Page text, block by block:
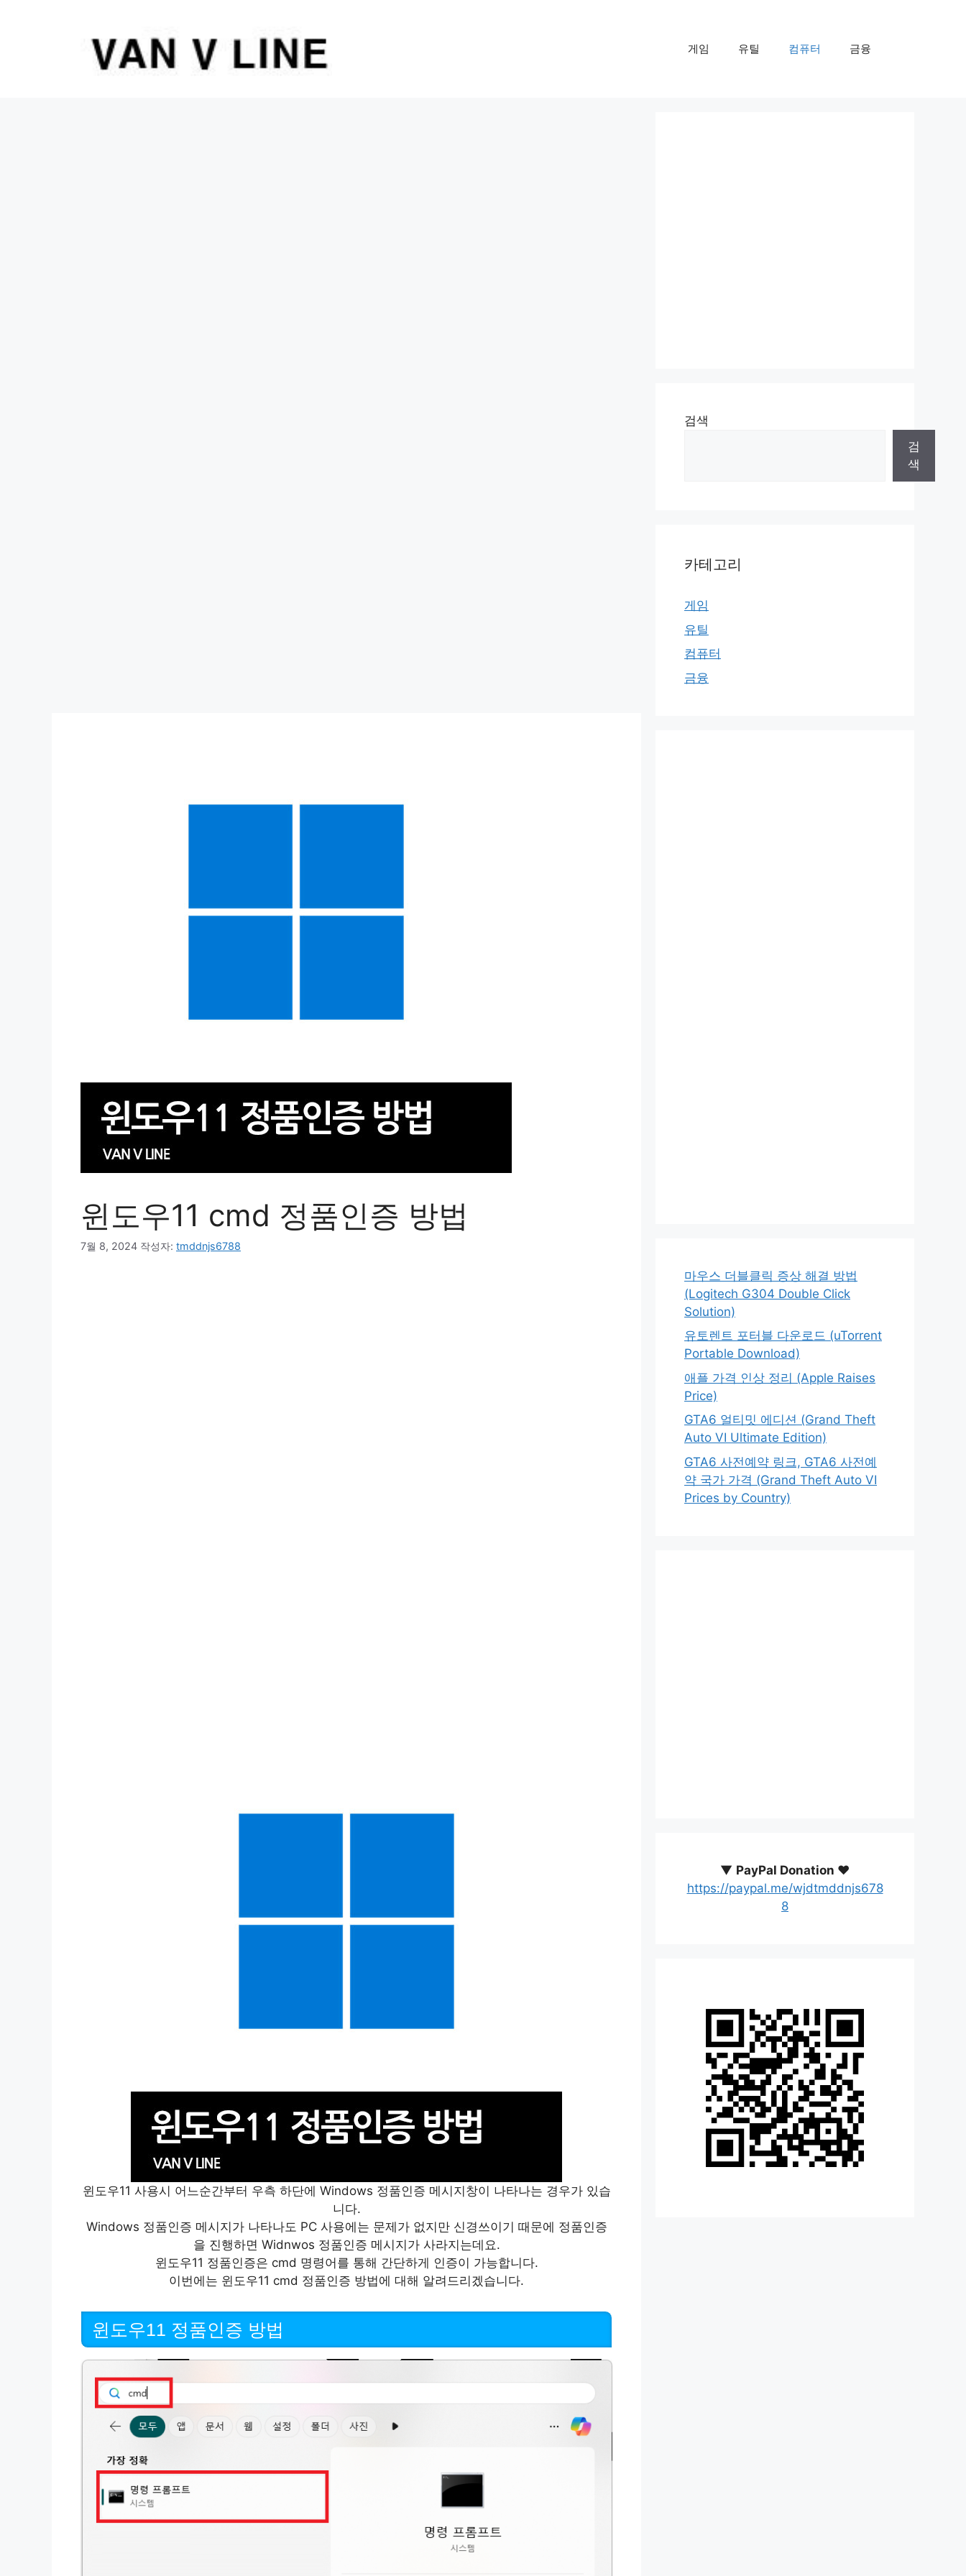
게임 유틸 컴퓨터 금융
윈도우11 cmd 정품인증 방법
7월 8, 2024 작성자: tmddnjs6788
윈도우11 사용시 어느순간부터 우측 하단에 Windows 정품인증 메시지창이 나타나는 경우가 있습
니다.
Windows 정품인증 메시지가 나타나도 PC 사용에는 문제가 없지만 신경쓰이기 때문에 정품인증
을 진행하면 Widnwos 정품인증 메시지가 사라지는데요.
윈도우11 정품인증은 cmd 명령어를 통해 간단하게 인증이 가능합니다.
이번에는 윈도우11 cmd 정품인증 방법에 대해 알려드리겠습니다.
윈도우11 정품인증 방법
검색
검
색
카테고리
게임
유틸
컴퓨터
금융
마우스 더블클릭 증상 해결 방법
(Logitech G304 Double Click
Solution)
유토렌트 포터블 다운로드 (uTorrent
Portable Download)
애플 가격 인상 정리 (Apple Raises
Price)
GTA6 얼티밋 에디션 (Grand Theft
Auto VI Ultimate Edition)
GTA6 사전예약 링크, GTA6 사전예
약 국가 가격 (Grand Theft Auto VI
Prices by Country)
▼ PayPal Donation ♥️
https://paypal.me/wjdtmddnjs678
8